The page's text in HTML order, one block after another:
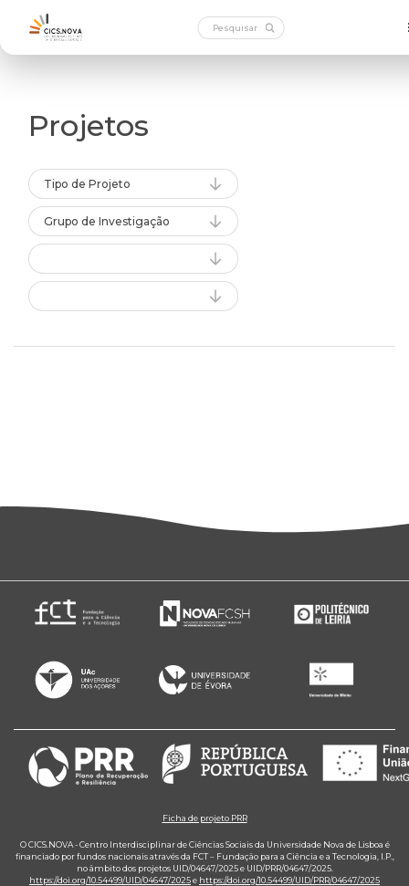
Projetos
Tipo de Projeto
Grupo de Investigação
Ficha de projeto PRR
O CICS.NOVA - Centro Interdisciplinar de Ciências Sociais da Universidade Nova de Lisboa é
financiado por fundos nacionais através da FCT – Fundação para a Ciência e a Tecnologia, I.P.,
no âmbito dos projetos UID/04647/2025 e UID/PRR/04647/2025.
https://doi.org/10.54499/UID/04647/2025e https://doi.org/10.54499/UID/PRR/04647/2025